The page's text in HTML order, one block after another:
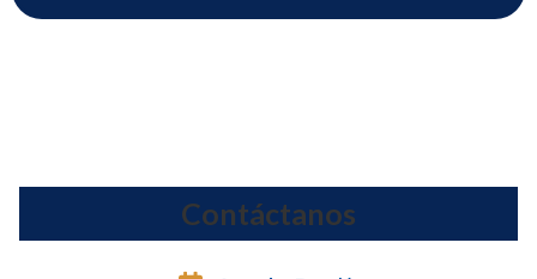
Contáctanos